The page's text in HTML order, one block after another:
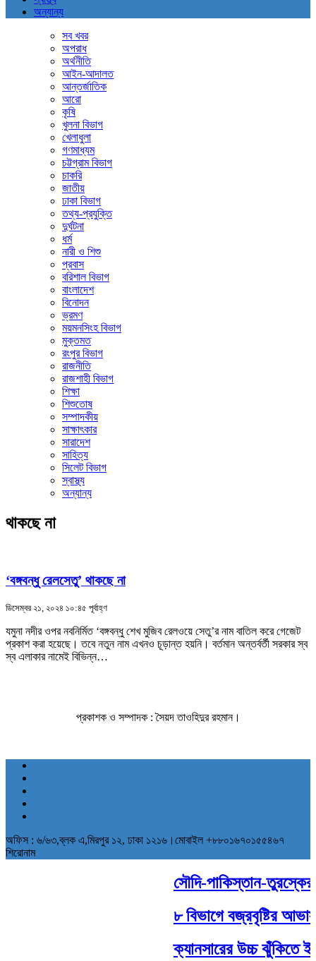
অন্যান্য
সব খবর
অপরাধ
অর্থনীতি
আইন-আদালত
আন্তর্জাতিক
আরো
কৃষি
খুলনা বিভাগ
খেলাধুলা
গণমাধ্যম
চট্টগ্রাম বিভাগ
চাকরি
জাতীয়
ঢাকা বিভাগ
তথ্য-প্রযুক্তি
দুর্ঘটনা
ধর্ম
নারী ও শিশু
প্রবাস
বরিশাল বিভাগ
বাংলাদেশ
বিনোদন
ভ্রমণ
ময়মনসিংহ বিভাগ
মুক্তমত
রংপুর বিভাগ
রাজনীতি
রাজশাহী বিভাগ
শিক্ষা
শিশুতোষ
সম্পাদকীয়
সাক্ষাৎকার
সারাদেশ
সাহিত্য
সিলেট বিভাগ
স্বাস্থ্য
অন্যান্য
থাকছে না
‘বঙ্গবন্ধু রেলসেতু’ থাকছে না
ডিসেম্বর ২১, ২০২৪ ১০:৪৫ পূর্বাহ্ণ
যমুনা নদীর ওপর নবনির্মিত ‘বঙ্গবন্ধু শেখ মুজিব রেলওয়ে সেতু’র নাম বাতিল করে গেজেট
প্রকাশ করা হয়েছে। তবে নতুন নাম এখনও চূড়ান্ত হয়নি। বর্তমান অন্তর্বর্তী সরকার স্ব
স্ব এলাকার নামেই বিভিন্ন…
প্রকাশক ও সম্পাদক : সৈয়দ তাওহিদুর রহমান।
অফিস : ৬/৬৩,ব্লক এ,মিরপুর ১২, ঢাকা ১২১৬।মোবাইল +৮৮০১৬৭০১৫৫৪৬৭
শিরোনাম
সৌদি-পাকিস্তান-তুরস্কের
৮ বিভাগে বজ্রবৃষ্টির
ক্যানসারের উচ্চ ঝুঁকিতে